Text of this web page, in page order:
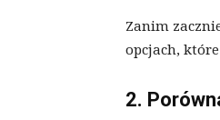
Zanim
opcjach,
2.